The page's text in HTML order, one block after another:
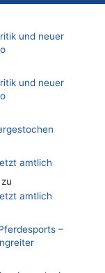
und neuer
und neuer
amtlich
amtlich
–